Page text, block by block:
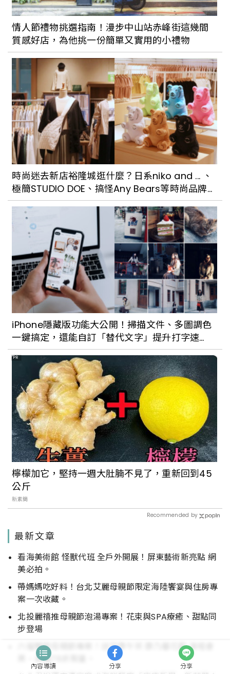
情人節禮物挑選指南！漫步中山站赤峰街這幾間
質感好店，為他挑一份簡單又實用的小禮物
時尚迷去新店裕隆城逛什麼？日系niko and ... 、
極簡STUDIO DOE、搞怪Any Bears等時尚品牌推
薦
iPhone隱藏版功能大公開！掃描文件、多圖調色
一鍵搞定，還能自訂「替代文字」提升打字速
度！
PR
檸檬加它，堅持一週大肚腩不見了，重新回到45
公斤
新素簡
Recommended by
最新文章
看海美術館 怪獸代班 全戶外開展！屏東藝術新亮點 網
美必拍。
帶媽媽吃好料！台北艾麗母親節限定海陸饗宴與住房專
案一次收藏。
北投麗禧推母親節泡湯專案！花束與SPA療癒、甜點同
步登場
六福雙館母親節專案！送司康午茶 康乃馨花籃 演唱會
票，高鐵78折限量。
內容導讀 分享 分享